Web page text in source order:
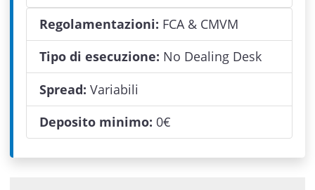
Regolamentazioni: FCA & CMVM
Tipo di esecuzione: No Dealing Desk
Spread: Variabili
Deposito minimo: 0€